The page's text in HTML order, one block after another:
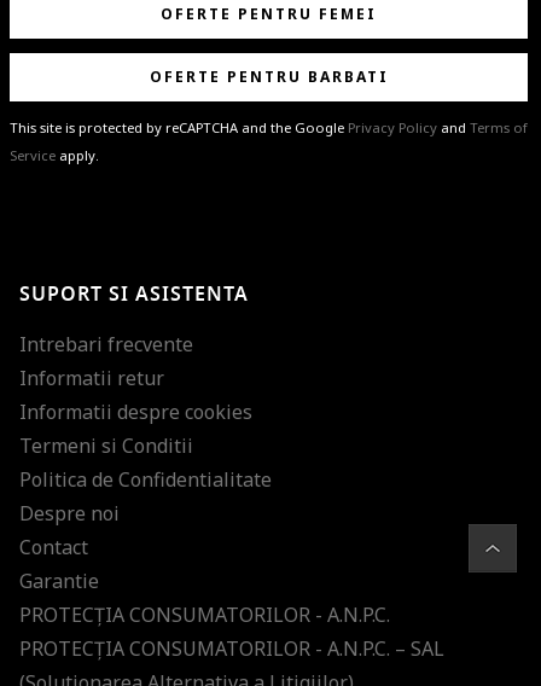
OFERTE PENTRU FEMEI
OFERTE PENTRU BARBATI
This site is protected by reCAPTCHA and the Google Privacy Policy and Terms of
Service apply.
ultimele tendinte in moda!
SUPORT SI ASISTENTA
Intrebari frecvente
Informatii retur
Informatii despre cookies
Termeni si Conditii
Politica de Confidentialitate
Despre noi
Contact
Garantie
PROTECŢIA CONSUMATORILOR - A.N.P.C.
PROTECŢIA CONSUMATORILOR - A.N.P.C. – SAL